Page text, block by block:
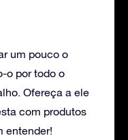
um pouco o
o por todo o
Ofereça a ele
com produtos
entender!